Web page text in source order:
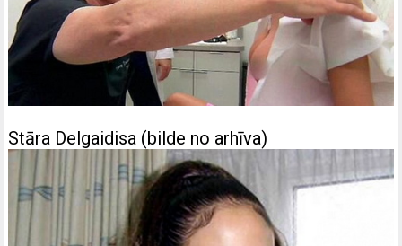
Stāra Delgaidisa (bilde no arhīva)